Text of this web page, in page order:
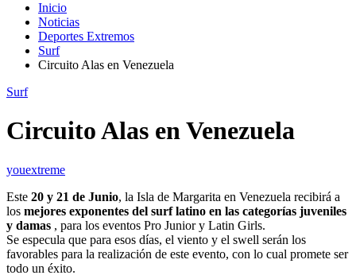
Inicio
Noticias
Deportes Extremos
Surf
Circuito Alas en Venezuela
Surf
Circuito Alas en Venezuela
youextreme
Este 20 y 21 de Junio, la Isla de Margarita en Venezuela recibirá a
los mejores exponentes del surf latino en las categorías juveniles
y damas , para los eventos Pro Junior y Latin Girls.
Se especula que para esos días, el viento y el swell serán los
favorables para la realización de este evento, con lo cual promete ser
todo un éxito.